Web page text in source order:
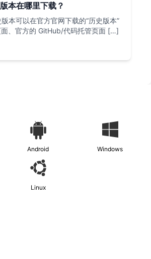
本在哪里下载？
本可以在官方官网下载的“历史版本”
面、官方的 GitHub/代码托管页面 […]
Android Windows
Linux